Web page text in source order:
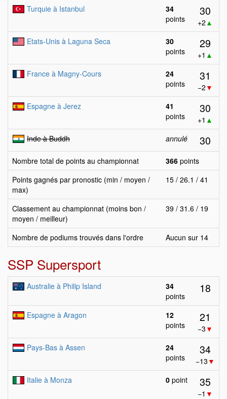
Turquie à Istanbul
34
points
30
+2 ▲
Etats-Unis à Laguna Seca
30
points
29
+1 ▲
France à Magny-Cours
24
points
31
−2 ▼
Espagne à Jerez
41
points
30
+1 ▲
Inde à Buddh
annulé 30
Nombre total de points au championnat 366 points
Points gagnés par pronostic (min / moyen /
max)
15 / 26.1 / 41
Classement au championnat (moins bon /
moyen / meilleur)
39 / 31.6 / 19
Nombre de podiums trouvés dans l'ordre Aucun sur 14
SSP Supersport
Australie à Philip Island
34
points
18
Espagne à Aragon
12
points
21
−3 ▼
Pays-Bas à Assen
24
points
34
−13 ▼
Italie à Monza
0 point 35
−1 ▼